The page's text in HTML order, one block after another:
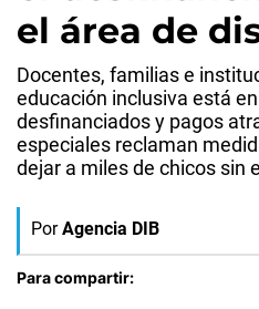
el área de
Docentes, familias e
educación inclusiva está
desfinanciados y pagos
especiales reclaman
dejar a miles de chicos sin
Por Agencia DIB
Para compartir: